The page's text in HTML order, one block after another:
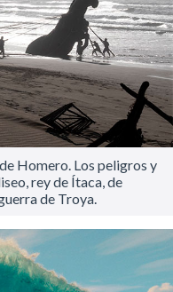
Homero. Los peligros y
rey de Ítaca, de
de Troya.